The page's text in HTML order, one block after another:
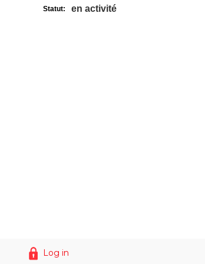
Statut: en activité
Log in